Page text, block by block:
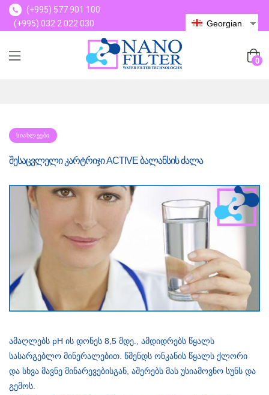
(+995) 577 901 100
(+995) 032 2 022 030
Georgian
0
ᲡᲘᲐᲮᲚᲔᲔᲑᲘ
შესაცვლელი კარტრიჯი ACTIVE ბალანსის ძალა
ამაღლებს pH ის დონეს 8,5 მდე., ამდიდრებს წყალს
სასარგებლო მინერალებით. წმენდს ონკანის წყალს ქლორი
და სხვა მავნე მინარევებისგან, აშერებს მას უსიამოვნო სუნს და
გემოს.